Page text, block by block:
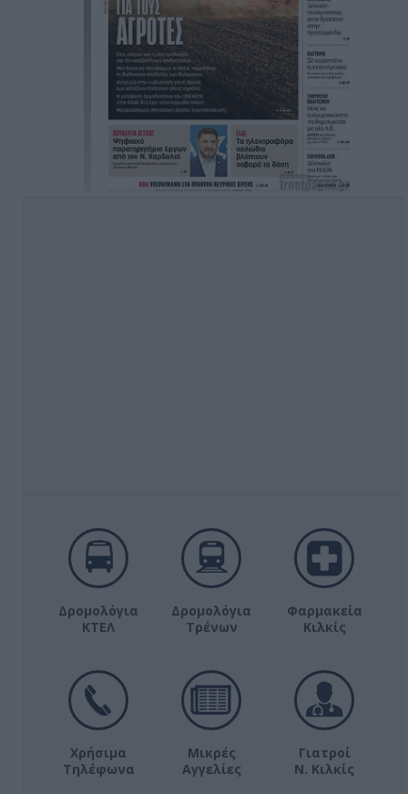
Δρομολόγια
ΚΤΕΛ
Δρομολόγια
Τρένων
Φαρμακεία
Κιλκίς
Χρήσιμα
Τηλέφωνα
Μικρές
Αγγελίες
Γιατροί
Ν. Κιλκίς